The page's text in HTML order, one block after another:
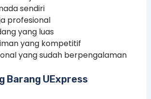
sendiri
profesional
yang luas
yang kompetitif
yang sudah berpengalaman
Barang UExpress